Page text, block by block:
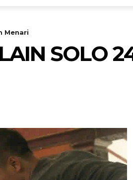
Menari
SOLO